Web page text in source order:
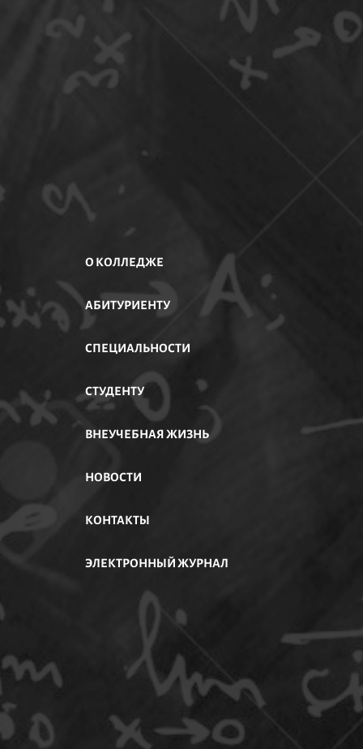
О КОЛЛЕДЖЕ
АБИТУРИЕНТУ
СПЕЦИАЛЬНОСТИ
СТУДЕНТУ
ВНЕУЧЕБНАЯ ЖИЗНЬ
НОВОСТИ
КОНТАКТЫ
ЭЛЕКТРОННЫЙ ЖУРНАЛ